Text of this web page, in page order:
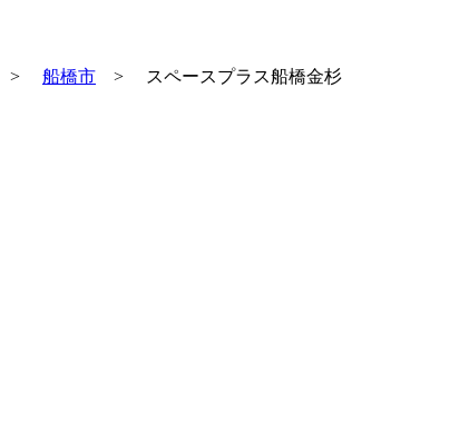
> 船橋市 > スペースプラス船橋金杉